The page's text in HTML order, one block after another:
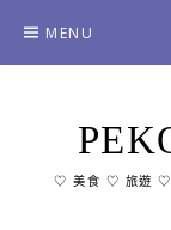
content
MENU
♡ 美食 ♡ 旅遊 ♡